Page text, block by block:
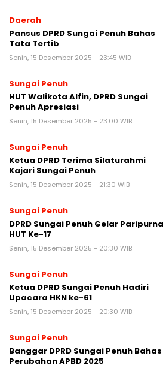
Daerah
Pansus DPRD Sungai Penuh Bahas
Tata Tertib
Senin, 15 Desember 2025 - 23:45 WIB
Sungai Penuh
HUT Walikota Alfin, DPRD Sungai
Penuh Apresiasi
Senin, 15 Desember 2025 - 23:00 WIB
Sungai Penuh
Ketua DPRD Terima Silaturahmi
Kajari Sungai Penuh
Senin, 15 Desember 2025 - 21:30 WIB
Sungai Penuh
DPRD Sungai Penuh Gelar Paripurna
HUT Ke-17
Senin, 15 Desember 2025 - 20:30 WIB
Sungai Penuh
Ketua DPRD Sungai Penuh Hadiri
Upacara HKN ke-61
Senin, 15 Desember 2025 - 20:30 WIB
Sungai Penuh
Banggar DPRD Sungai Penuh Bahas
Perubahan APBD 2025